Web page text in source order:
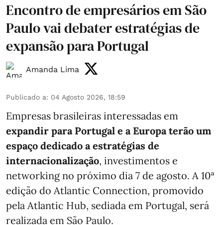
Encontro de empresários em São
Paulo vai debater estratégias de
expansão para Portugal
Amanda Lima
Publicado a: 04 Agosto 2026, 18:59
Empresas brasileiras interessadas em
expandir para Portugal e a Europa terão um
espaço dedicado a estratégias de
internacionalização, investimentos e
networking no próximo dia 7 de agosto. A 10ª
edição do Atlantic Connection, promovido
pela Atlantic Hub, sediada em Portugal, será
realizada em São Paulo.